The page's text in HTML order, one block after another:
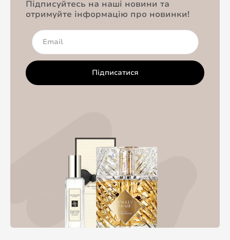
Підписуйтесь на наші новини та
отримуйте інформацію про новинки!
Підписатися